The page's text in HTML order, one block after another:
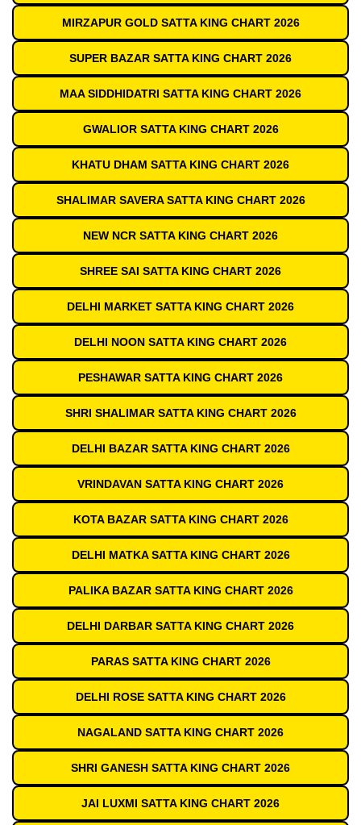
MIRZAPUR GOLD SATTA KING CHART 2026
SUPER BAZAR SATTA KING CHART 2026
MAA SIDDHIDATRI SATTA KING CHART 2026
GWALIOR SATTA KING CHART 2026
KHATU DHAM SATTA KING CHART 2026
SHALIMAR SAVERA SATTA KING CHART 2026
NEW NCR SATTA KING CHART 2026
SHREE SAI SATTA KING CHART 2026
DELHI MARKET SATTA KING CHART 2026
DELHI NOON SATTA KING CHART 2026
PESHAWAR SATTA KING CHART 2026
SHRI SHALIMAR SATTA KING CHART 2026
DELHI BAZAR SATTA KING CHART 2026
VRINDAVAN SATTA KING CHART 2026
KOTA BAZAR SATTA KING CHART 2026
DELHI MATKA SATTA KING CHART 2026
PALIKA BAZAR SATTA KING CHART 2026
DELHI DARBAR SATTA KING CHART 2026
PARAS SATTA KING CHART 2026
DELHI ROSE SATTA KING CHART 2026
NAGALAND SATTA KING CHART 2026
SHRI GANESH SATTA KING CHART 2026
JAI LUXMI SATTA KING CHART 2026